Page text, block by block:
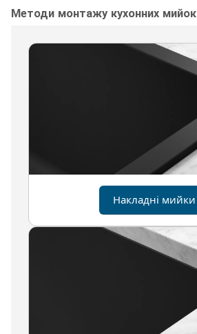
Методи монтажу кухонних мийок
Накладні мийки